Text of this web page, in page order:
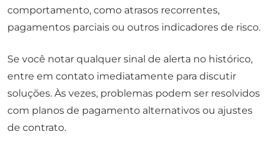
comportamento, como atrasos recorrentes,
pagamentos parciais ou outros indicadores de risco.
Se você notar qualquer sinal de alerta no histórico,
entre em contato imediatamente para discutir
soluções. Às vezes, problemas podem ser resolvidos
com planos de pagamento alternativos ou ajustes
de contrato.